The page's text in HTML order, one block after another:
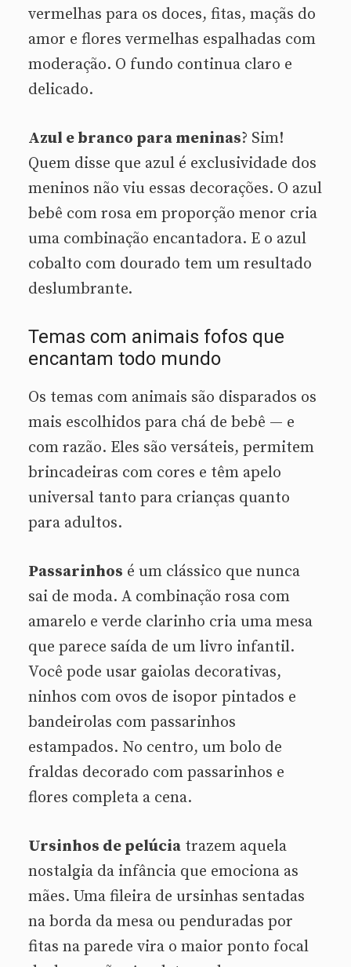
vermelhas para os doces, fitas, maçãs do
amor e flores vermelhas espalhadas com
moderação. O fundo continua claro e
delicado.
Azul e branco para meninas? Sim!
Quem disse que azul é exclusividade dos
meninos não viu essas decorações. O azul
bebê com rosa em proporção menor cria
uma combinação encantadora. E o azul
cobalto com dourado tem um resultado
deslumbrante.
Temas com animais fofos que
encantam todo mundo
Os temas com animais são disparados os
mais escolhidos para chá de bebê — e
com razão. Eles são versáteis, permitem
brincadeiras com cores e têm apelo
universal tanto para crianças quanto
para adultos.
Passarinhos é um clássico que nunca
sai de moda. A combinação rosa com
amarelo e verde clarinho cria uma mesa
que parece saída de um livro infantil.
Você pode usar gaiolas decorativas,
ninhos com ovos de isopor pintados e
bandeirolas com passarinhos
estampados. No centro, um bolo de
fraldas decorado com passarinhos e
flores completa a cena.
Ursinhos de pelúcia trazem aquela
nostalgia da infância que emociona as
mães. Uma fileira de ursinhas sentadas
na borda da mesa ou penduradas por
fitas na parede vira o maior ponto focal